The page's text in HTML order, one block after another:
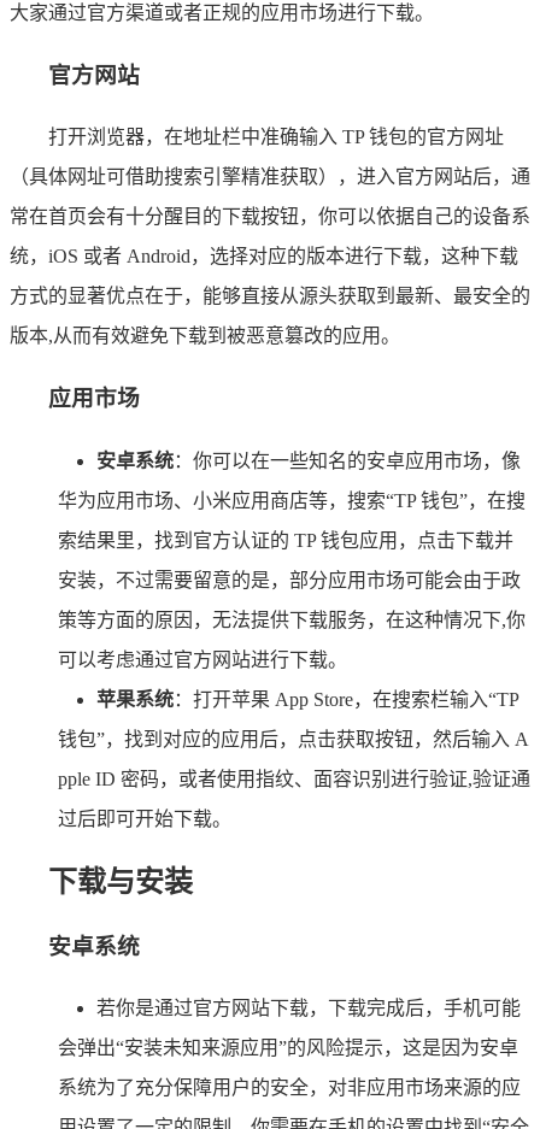
大家通过官方渠道或者正规的应用市场进行下载。
官方网站
打开浏览器，在地址栏中准确输入 TP 钱包的官方网址
（具体网址可借助搜索引擎精准获取），进入官方网站后，通
常在首页会有十分醒目的下载按钮，你可以依据自己的设备系
统，iOS 或者 Android，选择对应的版本进行下载，这种下载
方式的显著优点在于，能够直接从源头获取到最新、最安全的
版本,从而有效避免下载到被恶意篡改的应用。
应用市场
安卓系统：你可以在一些知名的安卓应用市场，像
华为应用市场、小米应用商店等，搜索“TP 钱包”，在搜
索结果里，找到官方认证的 TP 钱包应用，点击下载并
安装，不过需要留意的是，部分应用市场可能会由于政
策等方面的原因，无法提供下载服务，在这种情况下,你
可以考虑通过官方网站进行下载。
苹果系统：打开苹果 App Store，在搜索栏输入“TP
钱包”，找到对应的应用后，点击获取按钮，然后输入 A
pple ID 密码，或者使用指纹、面容识别进行验证,验证通
过后即可开始下载。
下载与安装
安卓系统
若你是通过官方网站下载，下载完成后，手机可能
会弹出“安装未知来源应用”的风险提示，这是因为安卓
系统为了充分保障用户的安全，对非应用市场来源的应